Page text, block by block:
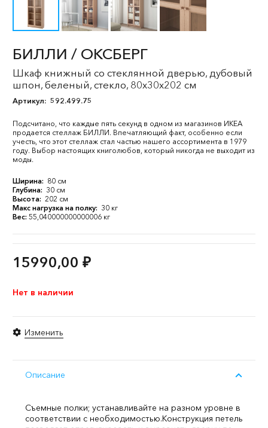
БИЛЛИ / ОКСБЕРГ
Шкаф книжный со стеклянной дверью, дубовый
шпон, беленый, стекло, 80x30x202 см
Артикул: 592.499.75
Подсчитано, что каждые пять секунд в одном из магазинов ИКЕА
продается стеллаж БИЛЛИ. Впечатляющий факт, особенно если
учесть, что этот стеллаж стал частью нашего ассортимента в 1979
году. Выбор настоящих книголюбов, который никогда не выходит из
моды.
Ширина: 80 см
Глубина: 30 см
Высота: 202 см
Макс нагрузка на полку: 30 кг
Вес: 55,040000000000006 кг
15990,00 ₽
Нет в наличии
Изменить
Описание
Съемные полки; устанавливайте на разном уровне в
соответствии с необходимостью.Конструкция петель